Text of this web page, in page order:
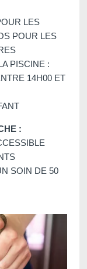
LES
POUR LES
PISCINE :
14H00 ET
:
SOIN DE 50
la-Neuve, 4*
Patershof
4*